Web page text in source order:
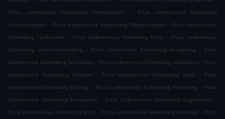
Pizza Lieferservice Falkenberg Untereisbach
.
Pizza Lieferservice Falkenberg
Unterkettendorf . Pizza Lieferservice Falkenberg Obereschlbach . Pizza Lieferservice
Falkenberg Taufkirchen
. Pizza Lieferservice Falkenberg Furth . Pizza Lieferservice
Falkenberg Unterremmelsberg
. Pizza Lieferservice Falkenberg Amelgering . Pizza
Lieferservice Falkenberg Schönberg . Pizza Lieferservice Falkenberg Hausleiten . Pizza
Lieferservice Falkenberg Pendlöd
. Pizza Lieferservice Falkenberg Wald .
Pizza
Lieferservice Falkenberg Wölfing
. Pizza Lieferservice Falkenberg Perterting . Pizza
Lieferservice Falkenberg Ponzaunöd
. Pizza Lieferservice Falkenberg Guglmucken
.
Pizza Lieferservice Falkenberg Bach . Pizza Lieferservice Falkenberg Amersöd . Pizza